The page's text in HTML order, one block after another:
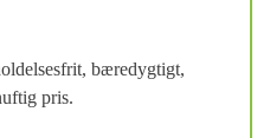
bæredygtigt,
pris.